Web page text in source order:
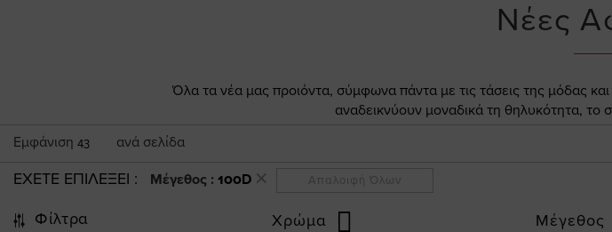
Νέες
Όλα τα νέα μας προιόντα, σύμφωνα πάντα με τις τάσεις της μόδας
αναδεικνύουν μοναδικά τη θηλυκότητα, το
Εμφάνιση 43 ανά σελίδα
ΕΧΕΤΕ ΕΠΙΛΕΞΕΙ Μέγεθος : 100D Απαλοιφή Όλων
Φίλτρα Χρώμα Μέγεθος